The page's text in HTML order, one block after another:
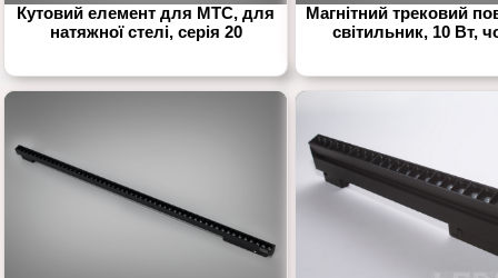
Кутовий елемент для МТС, для
натяжної стелі, серія 20
Магнітний трековий
світильник, 10 Вт,